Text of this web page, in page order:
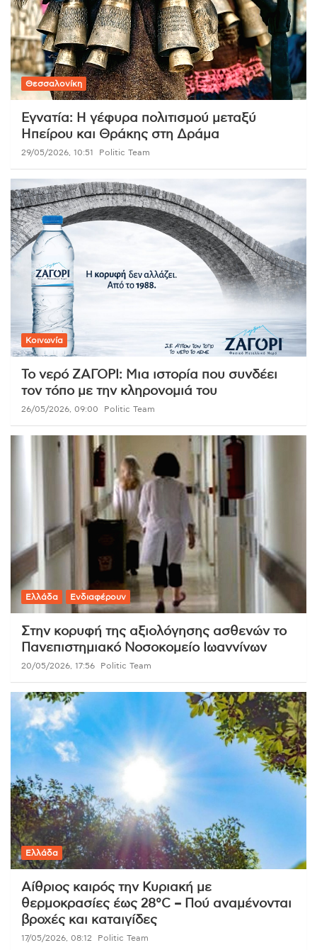
Θεσσαλονίκη
Εγνατία: Η γέφυρα πολιτισμού μεταξύ
Ηπείρου και Θράκης στη Δράμα
29/05/2026, 10:51 Politic Team
Κοινωνία
Το νερό ΖΑΓΟΡΙ: Μια ιστορία που συνδέει
τον τόπο με την κληρονομιά του
26/05/2026, 09:00 Politic Team
Ελλάδα Ενδιαφέρουν
Στην κορυφή της αξιολόγησης ασθενών το
Πανεπιστημιακό Νοσοκομείο Ιωαννίνων
20/05/2026, 17:56 Politic Team
Ελλάδα
Αίθριος καιρός την Κυριακή με
θερμοκρασίες έως 28°C – Πού αναμένονται
βροχές και καταιγίδες
17/05/2026, 08:12 Politic Team